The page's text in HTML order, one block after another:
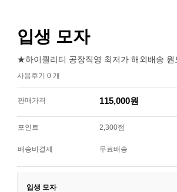
입생 모자
★하이퀄리티 공장직영 최저가 해외배송
사용후기 0 개
판매가격 115,000원
포인트 2,300점
배송비결제 무료배송
입생 모자